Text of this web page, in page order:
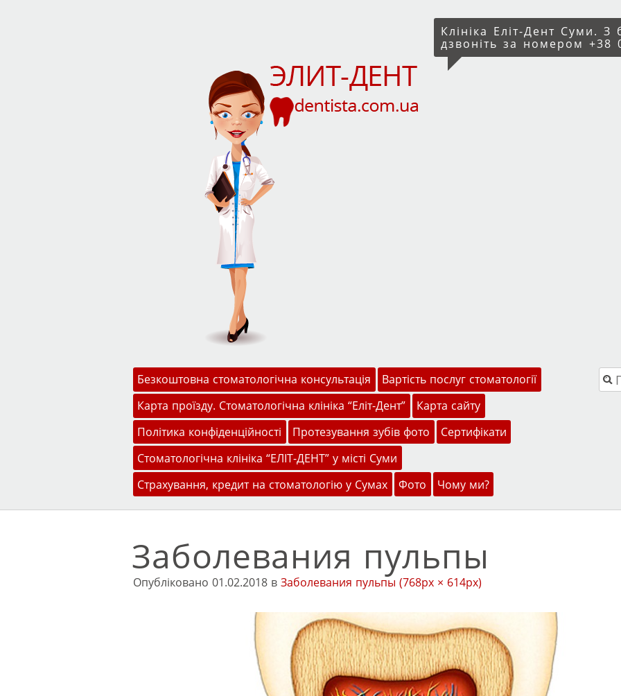
Клініка Еліт-Дент Суми. З
дзвоніть за номером +38
Меню
Перейти до змісту
Безкоштовна стоматологічна консультація
Вартість послуг стоматології
Карта проїзду. Стоматологічна клініка “Еліт-Дент”
Карта сайту
Політика конфіденційності
Протезування зубів фото
Сертифікати
Стоматологічна клініка “ЕЛІТ-ДЕНТ” у місті Суми
Страхування, кредит на стоматологію у Сумах
Фото Чому ми?
Заболевания пульпы
Опубліковано 01.02.2018 в Заболевания пульпы (768px × 614px)